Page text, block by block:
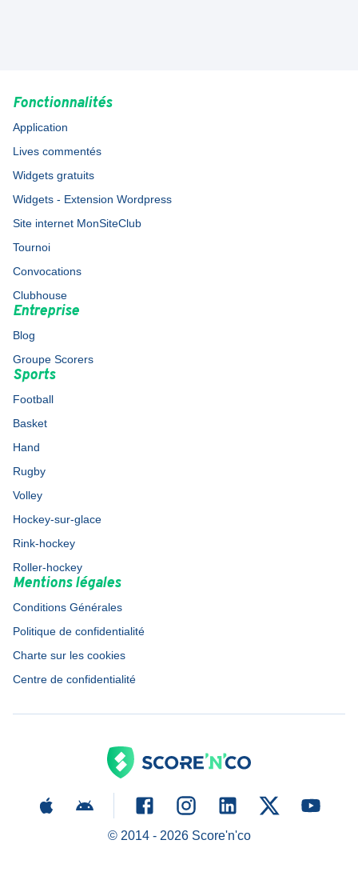
Fonctionnalités
Application
Lives commentés
Widgets gratuits
Widgets - Extension Wordpress
Site internet MonSiteClub
Tournoi
Convocations
Clubhouse
Entreprise
Blog
Groupe Scorers
Sports
Football
Basket
Hand
Rugby
Volley
Hockey-sur-glace
Rink-hockey
Roller-hockey
Mentions légales
Conditions Générales
Politique de confidentialité
Charte sur les cookies
Centre de confidentialité
© 2014 - 2026Score'n'co